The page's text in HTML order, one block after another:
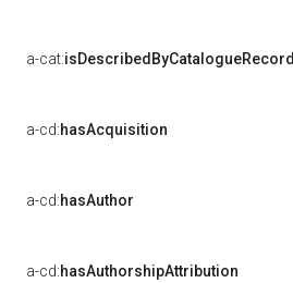
a-cat:isDescribedByCatalogueRecord
a-cd:hasAcquisition
a-cd:hasAuthor
a-cd:hasAuthorshipAttribution